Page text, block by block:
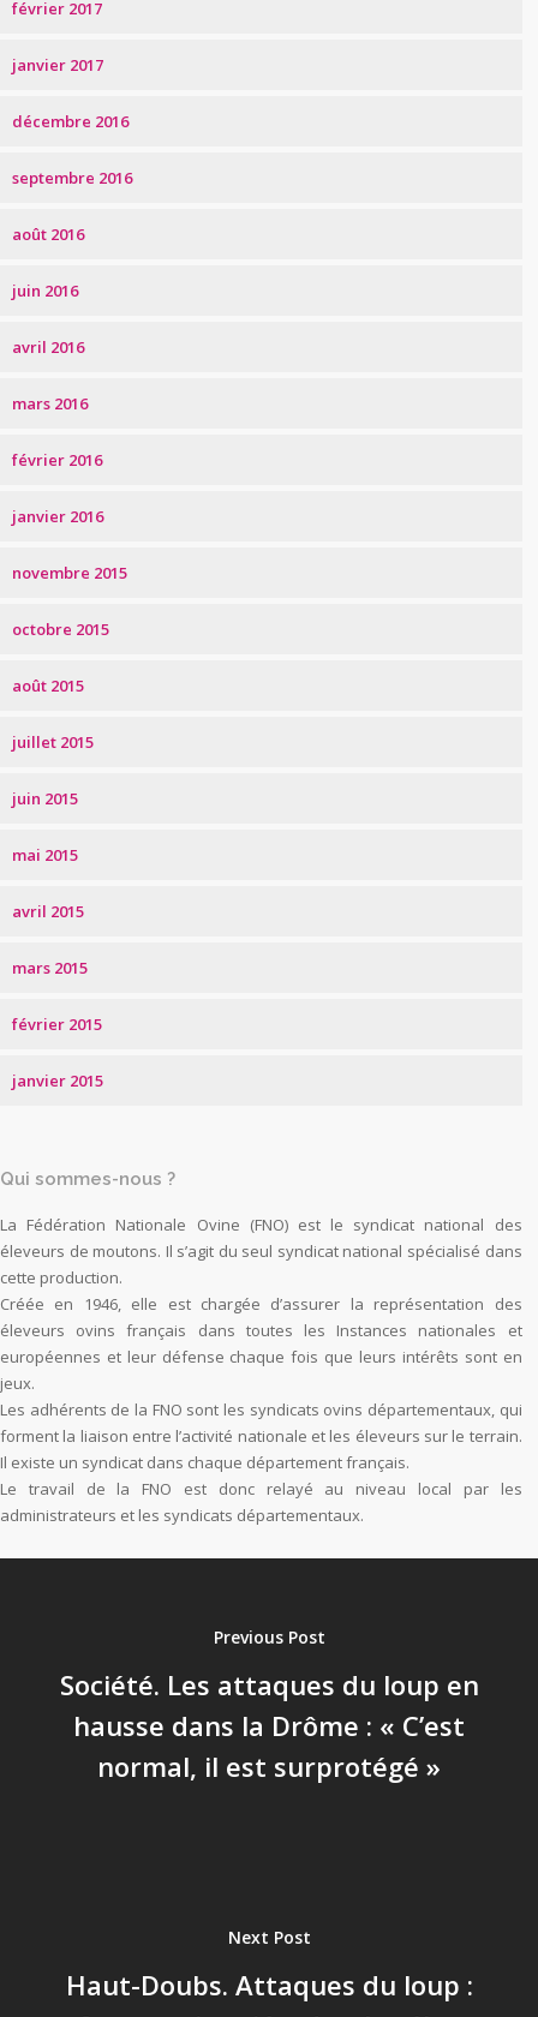
février 2017
janvier 2017
décembre 2016
septembre 2016
août 2016
juin 2016
avril 2016
mars 2016
février 2016
janvier 2016
novembre 2015
octobre 2015
août 2015
juillet 2015
juin 2015
mai 2015
avril 2015
mars 2015
février 2015
janvier 2015
Qui sommes-nous ?
La Fédération Nationale Ovine (FNO) est le syndicat national des
éleveurs de moutons. Il s’agit du seul syndicat national spécialisé dans
cette production.
Créée en 1946, elle est chargée d’assurer la représentation des
éleveurs ovins français dans toutes les Instances nationales et
européennes et leur défense chaque fois que leurs intérêts sont en
jeux.
Les adhérents de la FNO sont les syndicats ovins départementaux, qui
forment la liaison entre l’activité nationale et les éleveurs sur le terrain.
Il existe un syndicat dans chaque département français.
Le travail de la FNO est donc relayé au niveau local par les
administrateurs et les syndicats départementaux.
Previous Post
Société. Les attaques du loup en
hausse dans la Drôme : « C’est
normal, il est surprotégé »
Next Post
Haut-Doubs. Attaques du loup :